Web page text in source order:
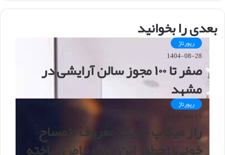
س
بعدی را بخوانید
رپورتاژ
1404-08-28
صفر تا ۱۰۰ مجوز سالن آرایشی در
مشهد
رپورتاژ
1404-08-15
راز میکاپ بازیگر معروف «تمساح